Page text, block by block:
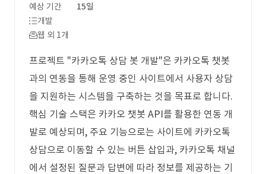
예상 기간
15일
개발
웹 외 1개
프로젝트 "카카오톡 상담 봇 개발"은 카카오톡 챗봇
과의 연동을 통해 운영 중인 사이트에서 사용자 상담
을 지원하는 시스템을 구축하는 것을 목표로 합니다.
핵심 기술 스택은 카카오 챗봇 API를 활용한 연동 개
발로 예상되며, 주요 기능으로는 사이트에 카카오톡
상담으로 이동할 수 있는 버튼 삽입과, 카카오톡 채널
에서 설정된 질문과 답변에 따라 정보를 제공하는 기